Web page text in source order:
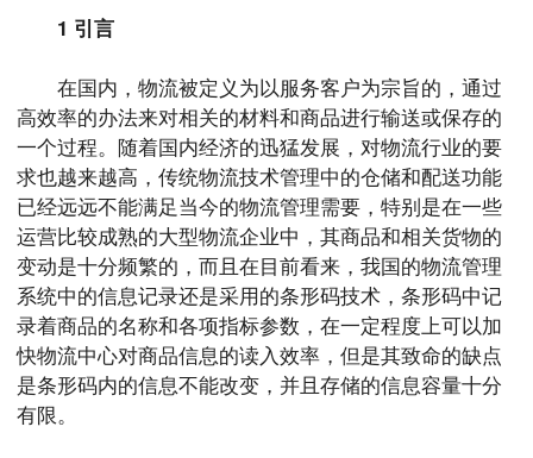
1 引言
在国内，物流被定义为以服务客户为宗旨的，通过
高效率的办法来对相关的材料和商品进行输送或保存的
一个过程。随着国内经济的迅猛发展，对物流行业的要
求也越来越高，传统物流技术管理中的仓储和配送功能
已经远远不能满足当今的物流管理需要，特别是在一些
运营比较成熟的大型物流企业中，其商品和相关货物的
变动是十分频繁的，而且在目前看来，我国的物流管理
系统中的信息记录还是采用的条形码技术，条形码中记
录着商品的名称和各项指标参数，在一定程度上可以加
快物流中心对商品信息的读入效率，但是其致命的缺点
是条形码内的信息不能改变，并且存储的信息容量十分
有限。